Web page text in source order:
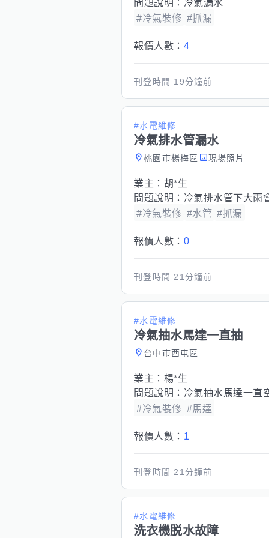
問題說明： 冷氣漏水
#冷氣裝修 #抓漏
報價人數： 4
刊登時間 19分鐘前
#水電維修
冷氣排水管漏水
桃園市楊梅區 現場照片
業主： 胡*生
問題說明： 冷氣排水管下大雨
#冷氣裝修 #水管 #抓漏
報價人數： 0
刊登時間 21分鐘前
#水電維修
冷氣抽水馬達一直抽
台中市西屯區
業主： 楊*生
問題說明： 冷氣抽水馬達一直
#冷氣裝修 #馬達
報價人數： 1
刊登時間 21分鐘前
#水電維修
洗衣機脱水故障